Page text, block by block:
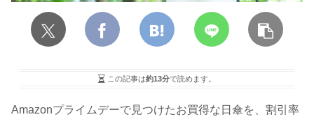
この記事は約13分で読めます。
Amazonプライムデーで見つけたお買得な日傘を、割引率